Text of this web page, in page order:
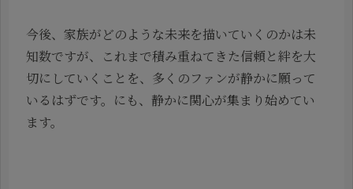
今後、家族がどのような未来を描いていくのかは未
知数ですが、これまで積み重ねてきた信頼と絆を大
切にしていくことを、多くのファンが静かに願って
いるはずです。にも、静かに関心が集まり始めてい
ます。